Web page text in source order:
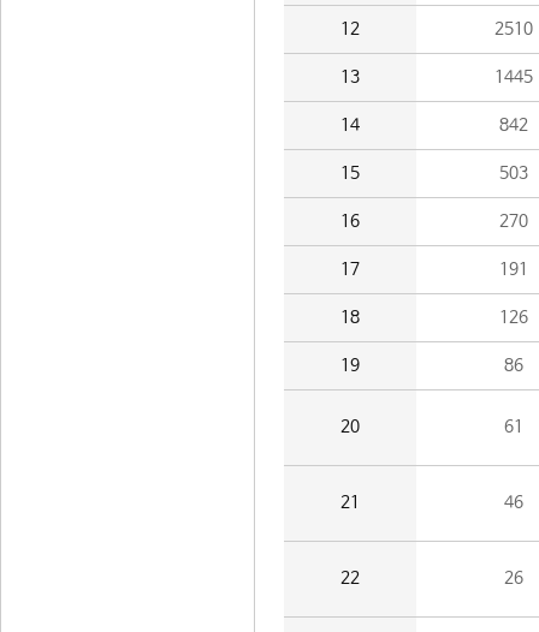
12 2510
13 1445
14 842
15 503
16 270
17 191
18 126
19 86
20 61
21 46
22 26